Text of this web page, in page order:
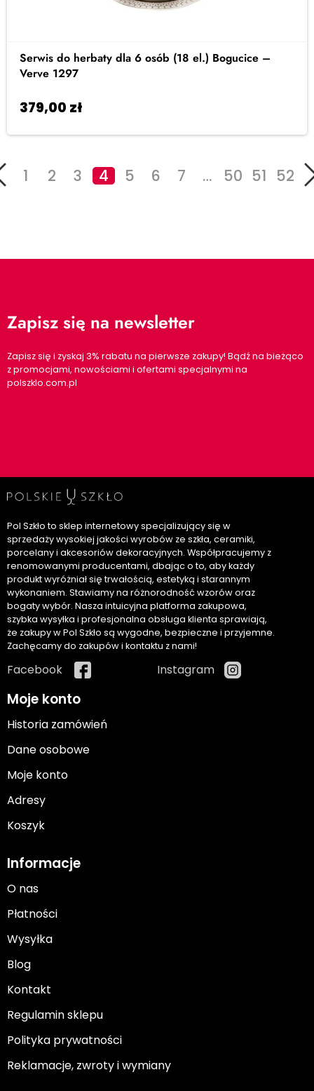
Serwis do herbaty dla 6 osób (18 el.) Bogucice –
Verve 1297
379,00 zł
1 2 3 4 5 6 7 … 50 51 52
Zapisz się na newsletter
Zapisz się i zyskaj 3% rabatu na pierwsze zakupy! Bądź na bieżąco
z promocjami, nowościami i ofertami specjalnymi na
polszklo.com.pl
Pol Szkło to sklep internetowy specjalizujący się w
sprzedaży wysokiej jakości wyrobów ze szkła, ceramiki,
porcelany i akcesoriów dekoracyjnych. Współpracujemy z
renomowanymi producentami, dbając o to, aby każdy
produkt wyróżniał się trwałością, estetyką i starannym
wykonaniem. Stawiamy na różnorodność wzorów oraz
bogaty wybór. Nasza intuicyjna platforma zakupowa,
szybka wysyłka i profesjonalna obsługa klienta sprawiają,
że zakupy w Pol Szkło są wygodne, bezpieczne i przyjemne.
Zachęcamy do zakupów i kontaktu z nami!
Facebook Instagram
Moje konto
Historia zamówień
Dane osobowe
Moje konto
Adresy
Koszyk
Informacje
O nas
Płatności
Wysyłka
Blog
Kontakt
Regulamin sklepu
Polityka prywatności
Reklamacje, zwroty i wymiany